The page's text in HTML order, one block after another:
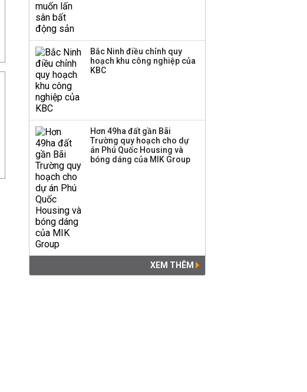
Bắc Ninh điều chỉnh quy
hoạch khu công nghiệp của
KBC
Hơn 49ha đất gần Bãi
Trường quy hoạch cho dự
án Phú Quốc Housing và
bóng dáng của MIK Group
XEM THÊM